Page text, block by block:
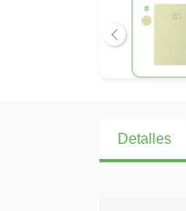
Anterior
Detalles